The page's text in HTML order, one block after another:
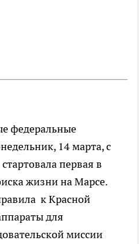
федеральные
14 марта, с
первая в
жизни на Марсе.
к Красной
для
миссии